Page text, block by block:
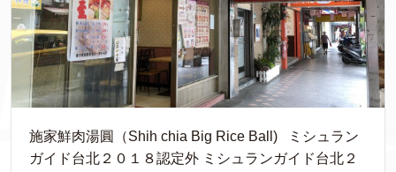
施家鮮肉湯圓（Shih chia Big Rice Ball) ミシュラン
ガイド台北２０１８認定外 ミシュランガイド台北２